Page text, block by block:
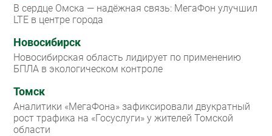
В сердце Омска — надёжная связь: МегаФон улучшил
LTE в центре города
Новосибирск
Новосибирская область лидирует по применению
БПЛА в экологическом контроле
Томск
Аналитики «МегаФона» зафиксировали двукратный
рост трафика на «Госуслуги» у жителей Томской
области